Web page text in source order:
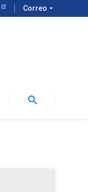
Correo arrow_drop_down
search